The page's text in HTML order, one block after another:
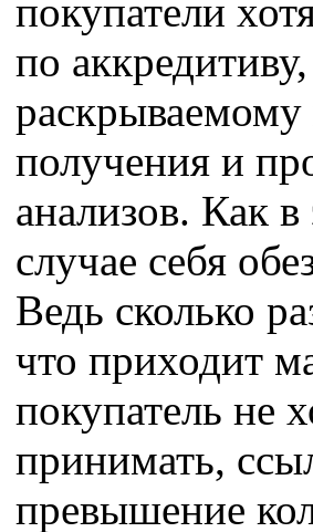
покупатели
по аккредитиву,
раскрываемому
получения и
анализов. Как в
случае себя
Ведь сколько
что приходит
покупатель не
принимать,
превышение